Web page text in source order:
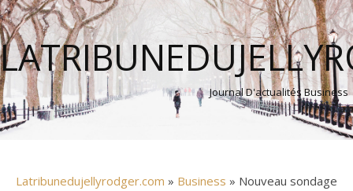
Journal D'actualités Business
Latribunedujellyrodger.com » Business » Nouveau sondage